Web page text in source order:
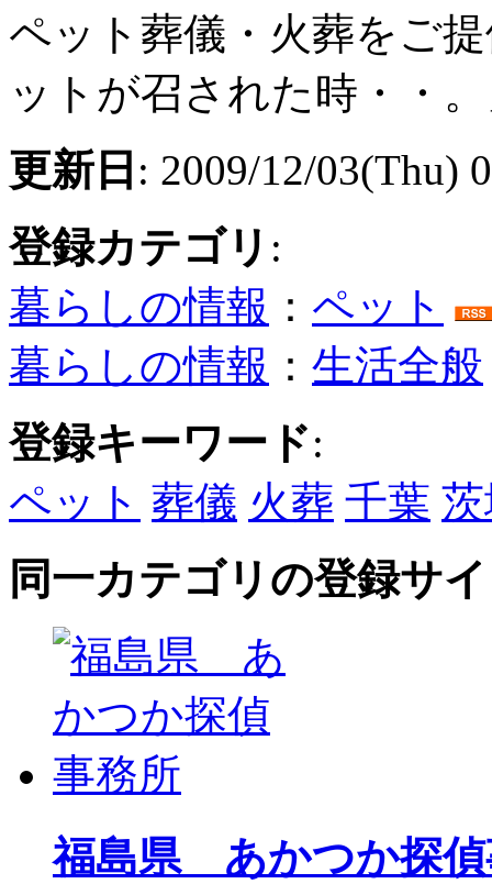
ペット葬儀・火葬をご
ットが召された時・・
更新日 : 2009/12/03(Thu)
登録カテゴリ :
暮らしの情報 ： ペット
暮らしの情報 ： 生活全般
登録キーワード:
ペット 葬儀 火葬 千葉
同一カテゴリの登録サ
福島県 あかつか探偵